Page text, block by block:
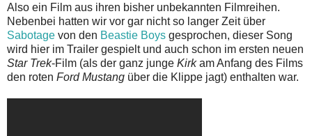
Also ein Film aus ihren bisher unbekannten Filmreihen.
Nebenbei hatten wir vor gar nicht so langer Zeit über
Sabotage von den Beastie Boys gesprochen, dieser Song
wird hier im Trailer gespielt und auch schon im ersten neuen
Star Trek-Film (als der ganz junge Kirkam Anfang des Films
den roten Ford Mustang über die Klippe jagt) enthalten war.